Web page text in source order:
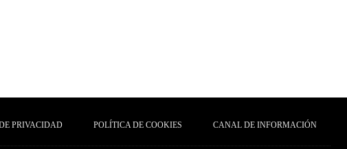
PRIVACIDAD POLÍTICA DE COOKIES CANAL DE INFORMACIÓN